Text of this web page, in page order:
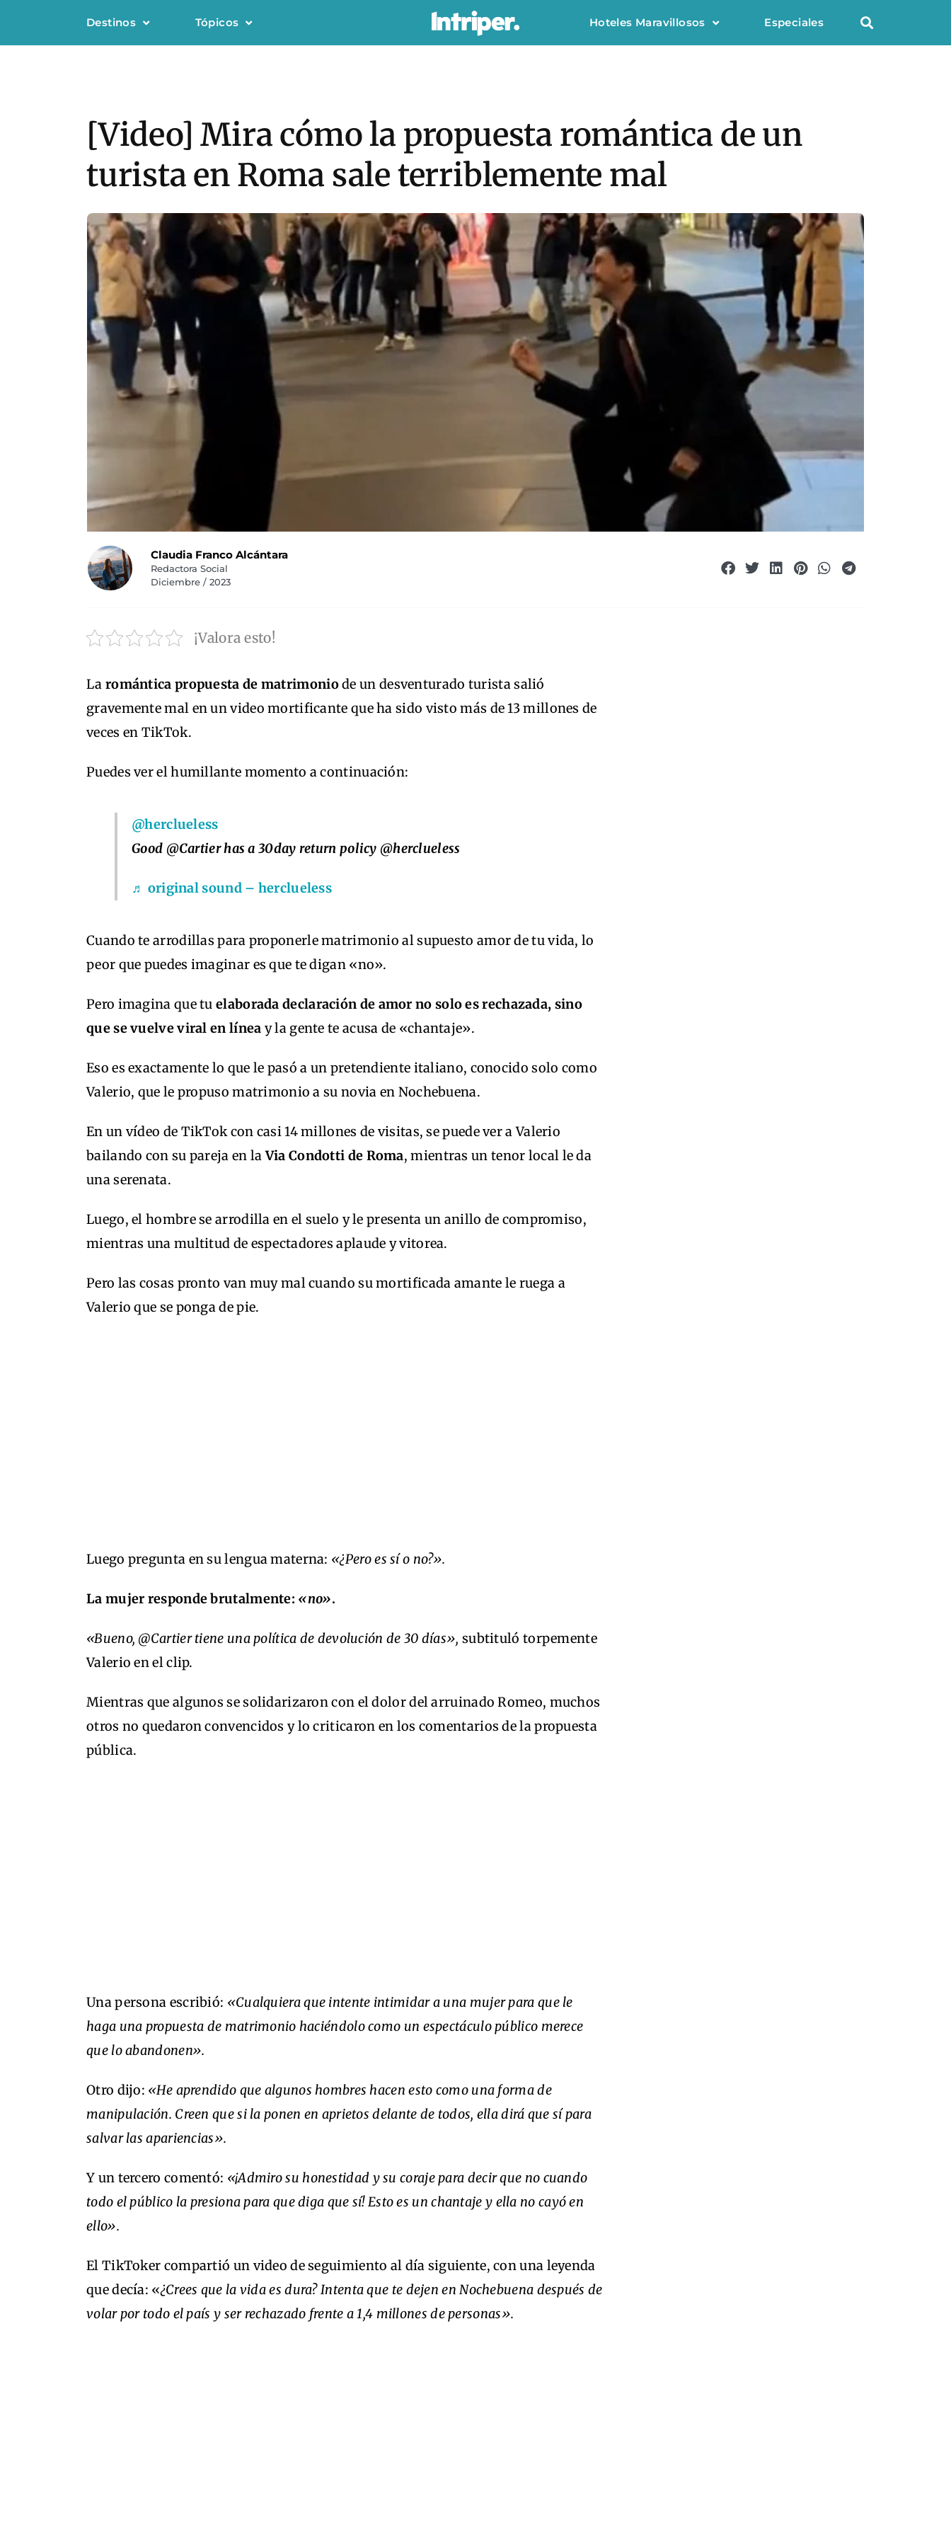
Destinos Tópicos Hoteles Maravillosos Especiales
[Video] Mira cómo la propuesta romántica de un
turista en Roma sale terriblemente mal
Claudia Franco Alcántara
Redactora Social
Diciembre / 2023
¡Valora esto!
La romántica propuesta de matrimoniode un desventurado turista salió
gravemente mal en un video mortificante que ha sido visto más de 13 millones de
veces en TikTok.
Puedes ver el humillante momento a continuación:
@herclueless
Good @Cartier has a 30day return policy @herclueless
♬ original sound – herclueless
Cuando te arrodillas para proponerle matrimonio al supuesto amor de tu vida, lo
peor que puedes imaginar es que te digan «no».
Pero imagina que tu elaborada declaración de amor no solo es rechazada, sino
que se vuelve viral en línea y la gente te acusa de «chantaje».
Eso es exactamente lo que le pasó a un pretendiente italiano, conocido solo como
Valerio, que le propuso matrimonio a su novia en Nochebuena.
En un vídeo de TikTok con casi 14 millones de visitas, se puede ver a Valerio
bailando con su pareja en laVia Condotti de Roma, mientras un tenor local le da
una serenata.
Luego, el hombre se arrodilla en el suelo y le presenta un anillo de compromiso,
mientras una multitud de espectadores aplaude y vitorea.
Pero las cosas pronto van muy mal cuando su mortificada amante le ruega a
Valerio que se ponga de pie.
Luego pregunta en su lengua materna: «¿Pero es sí o no?».
La mujer responde brutalmente: «no».
«Bueno, @Cartier tiene una política de devolución de 30 días», subtituló torpemente
Valerio en el clip.
Mientras que algunos se solidarizaron con el dolor del arruinado Romeo, muchos
otros no quedaron convencidos y lo criticaron en los comentarios de la propuesta
pública.
Una persona escribió: «Cualquiera que intente intimidar a una mujer para que le
haga una propuesta de matrimonio haciéndolo como un espectáculo público merece
que lo abandonen».
Otro dijo: «He aprendido que algunos hombres hacen esto como una forma de
manipulación. Creen que si la ponen en aprietos delante de todos, ella dirá que sí para
salvar las apariencias».
Y un tercero comentó: «¡Admiro su honestidad y su coraje para decir que no cuando
todo el público la presiona para que diga que sí! Esto es un chantaje y ella no cayó en
ello».
El TikToker compartió un video de seguimiento al día siguiente, con una leyenda
que decía: «¿Crees que la vida es dura? Intenta que te dejen en Nochebuena después de
volar por todo el país y ser rechazado frente a 1,4 millones de personas».